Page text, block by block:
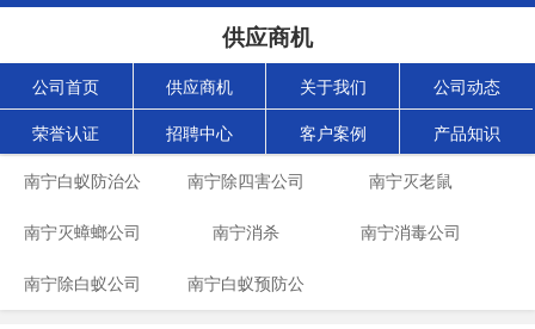
供应商机
公司首页 供应商机 关于我们 公司动态
荣誉认证 招聘中心 客户案例 产品知识
南宁白蚁防治公
司
南宁除四害公司 南宁灭老鼠
南宁灭蟑螂公司 南宁消杀 南宁消毒公司
南宁除白蚁公司 南宁白蚁预防公